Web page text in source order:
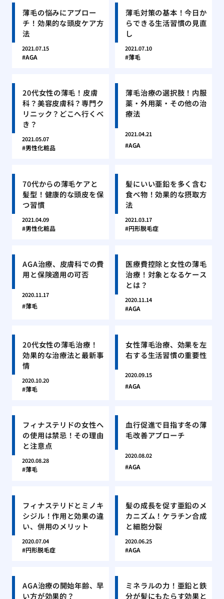
薄毛の悩みにアプロー
チ！効果的な頭皮ケア方
法
2021.07.15
AGA
薄毛対策の基本！今日か
らできる生活習慣の見直
し
2021.07.10
薄毛
20代女性の薄毛！皮膚
科？美容皮膚科？専門ク
リニック？どこへ行くべ
き？
2021.05.07
男性化粧品
薄毛治療の選択肢！内服
薬・外用薬・その他の治
療法
2021.04.21
AGA
70代からの薄毛ケアと
髪型！健康的な頭皮を保
つ習慣
2021.04.09
男性化粧品
髪にいい亜鉛を多く含む
食べ物！効果的な摂取方
法
2021.03.17
円形脱毛症
AGA治療、皮膚科での費
用と保険適用の可否
2020.11.17
薄毛
医療費控除と女性の薄毛
治療！対象となるケース
とは？
2020.11.14
AGA
20代女性の薄毛治療！
効果的な治療法と最新事
情
2020.10.20
薄毛
女性薄毛治療、効果を左
右する生活習慣の重要性
2020.09.15
AGA
フィナステリドの女性へ
の使用は禁忌！その理由
と注意点
2020.08.28
薄毛
血行促進で目指す冬の薄
毛改善アプローチ
2020.08.02
AGA
フィナステリドとミノキ
シジル！作用と効果の違
い、併用のメリット
2020.07.04
円形脱毛症
髪の成長を促す亜鉛のメ
カニズム！ケラチン合成
と細胞分裂
2020.06.25
AGA
AGA治療の開始年齢、早
い方が効果的？
ミネラルの力！亜鉛と鉄
分が髪にもたらす効果と